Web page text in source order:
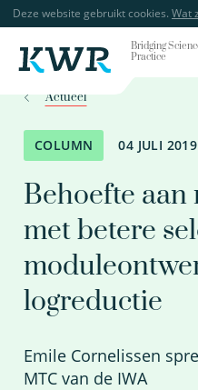
Deze website gebruikt cookies. Wat
Bridging
Practice
Actueel
COLUMN 04 JULI 2019
Behoefte
met betere
logreductie
Emile Cornelissen
MTC van de IWA